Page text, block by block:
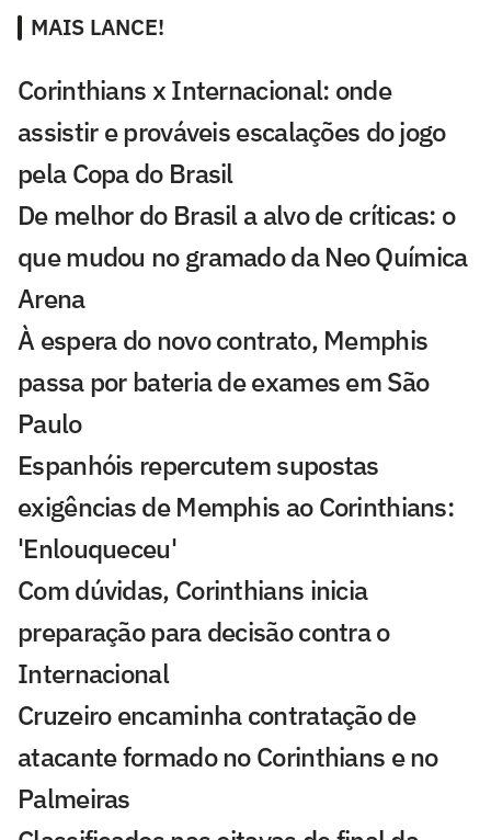
MAIS LANCE!
Corinthians x Internacional: onde
assistir e prováveis escalações do jogo
pela Copa do Brasil
De melhor do Brasil a alvo de críticas: o
que mudou no gramado da Neo Química
Arena
À espera do novo contrato, Memphis
passa por bateria de exames em São
Paulo
Espanhóis repercutem supostas
exigências de Memphis ao Corinthians:
'Enlouqueceu'
Com dúvidas, Corinthians inicia
preparação para decisão contra o
Internacional
Cruzeiro encaminha contratação de
atacante formado no Corinthians e no
Palmeiras